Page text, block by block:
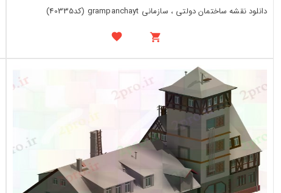
دانلود نقشه ساختمان دولتی ، سازمانی grampanchayt (کد40335)